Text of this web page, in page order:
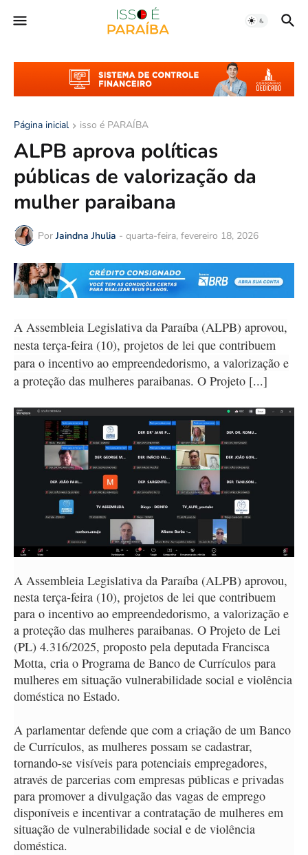
Página inicial isso é PARAÍBA
ALPB aprova políticas
públicas de valorização da
mulher paraibana
Por Jaindna Jhulia - quarta-feira, fevereiro 18, 2026
A Assembleia Legislativa da Paraíba (ALPB) aprovou,
nesta terça-feira (10), projetos de lei que contribuem
para o incentivo ao empreendedorismo, a valorização e
a proteção das mulheres paraibanas. O Projeto [...]
A Assembleia Legislativa da Paraíba (ALPB) aprovou,
nesta terça-feira (10), projetos de lei que contribuem
para o incentivo ao empreendedorismo, a valorização e
a proteção das mulheres paraibanas. O Projeto de Lei
(PL) 4.316/2025, proposto pela deputada Francisca
Motta, cria o Programa de Banco de Currículos para
mulheres em situação vulnerabilidade social e violência
doméstica no Estado.
A parlamentar defende que com a criação de um Banco
de Currículos, as mulheres possam se cadastrar,
tornando-se visíveis para potenciais empregadores,
através de parcerias com empresas públicas e privadas
para promover a divulgação das vagas de emprego
disponíveis e incentivar a contratação de mulheres em
situação de vulnerabilidade social e de violência
doméstica.